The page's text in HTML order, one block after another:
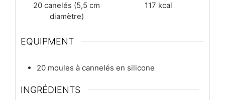
20 canelés (5,5 cm
diamètre)
117 kcal
EQUIPMENT
20 moules à cannelés en silicone
INGRÉDIENTS